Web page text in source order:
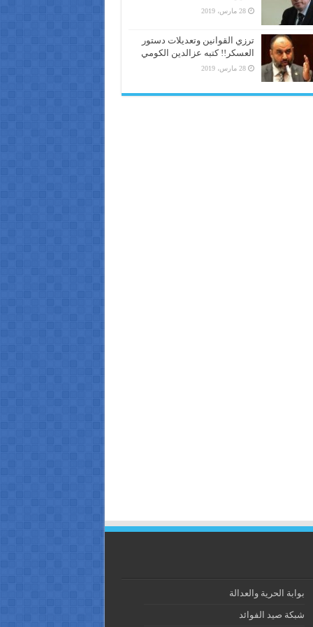
28 مارس، 2019
ترزي القوانين وتعديلات دستور
العسكر!! كتبه عزالدين الكومي
28 مارس، 2019
بوابة الحرية والعدالة
شبكة صيد الفوائد